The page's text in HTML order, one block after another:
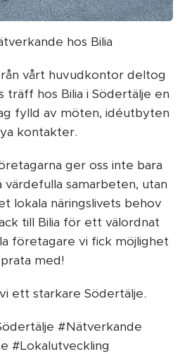
hos Bilia 🚗💼
vårt huvudkontor deltog
träff hos Bilia i Södertälje en
fylld av möten, idéutbyten
kontakter.
ger oss inte bara
samarbeten, utan
lokala näringslivets behov
till Bilia för ett välordnat
företagare vi fick möjlighet
med!
ett starkare Södertälje. 🌟
#Nätverkande
#Lokalutveckling